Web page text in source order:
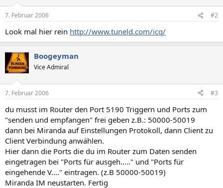
7. Februar 2006 #2
Look mal hier rein http://www.tuneld.com/icq/
Boogeyman
Vice Admiral
7. Februar 2006 #3
du musst im Router den Port 5190 Triggern und Ports zum
"senden und empfangen" frei geben z.B.: 50000-50019
dann bei Miranda auf Einstellungen Protokoll, dann Client zu
Client Verbindung anwählen.
Hier dann die Ports die du im Router zum Daten senden
eingetragen bei "Ports für ausgeh....." und "Ports für
eingehende V...." eintragen. (z.B 50000-50019)
Miranda IM neustarten. Fertig